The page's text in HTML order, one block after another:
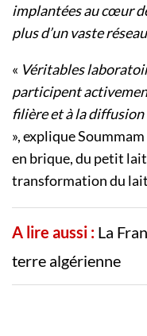
implantées au cœur
plus d’un vaste
« Véritables
participent
filière et à la diffusion
», explique
en brique, du petit
transformation du
A lire aussi : La
terre algérienne